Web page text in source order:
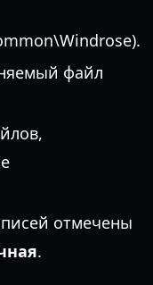
файл
отмечены
.